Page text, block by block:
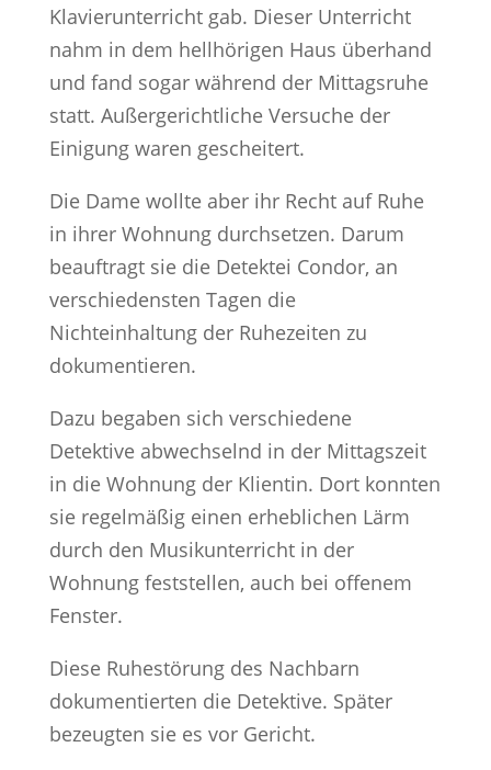
Klavierunterricht gab. Dieser Unterricht
nahm in dem hellhörigen Haus überhand
und fand sogar während der Mittagsruhe
statt. Außergerichtliche Versuche der
Einigung waren gescheitert.
Die Dame wollte aber ihr Recht auf Ruhe
in ihrer Wohnung durchsetzen. Darum
beauftragt sie die Detektei Condor, an
verschiedensten Tagen die
Nichteinhaltung der Ruhezeiten zu
dokumentieren.
Dazu begaben sich verschiedene
Detektive abwechselnd in der Mittagszeit
in die Wohnung der Klientin. Dort konnten
sie regelmäßig einen erheblichen Lärm
durch den Musikunterricht in der
Wohnung feststellen, auch bei offenem
Fenster.
Diese Ruhestörung des Nachbarn
dokumentierten die Detektive. Später
bezeugten sie es vor Gericht.